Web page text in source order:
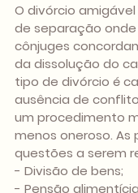
O divórcio
de separação
cônjuges
da dissolução do
tipo de divórcio é
ausência de
um procedimento
menos oneroso. As
questões a serem
- Divisão de bens;
- Pensão